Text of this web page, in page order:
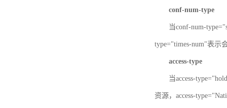
conf-num-type
当conf-num-
type="times-num"表示
access-type
当access-
资源，access-